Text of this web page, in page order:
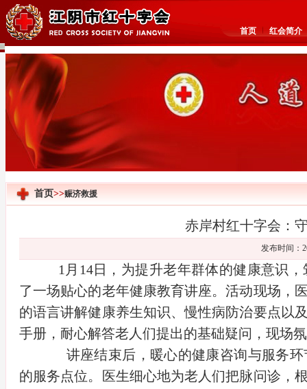
首页 红会简介
首页>>赈济救援
赤岸村红十字会：
发布时间：
1月14日，为提升老年群体的健康意识
了一场贴心的老年健康教育讲座。活动现场，
的语言讲解健康养生知识、慢性病防治要点以
手册，耐心解答老人们提出的基础疑问，现场
讲座结束后，暖心的健康咨询与服务环
的服务点位。医生细心地为老人们把脉问诊，